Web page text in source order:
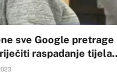
sve Google
raspadanje